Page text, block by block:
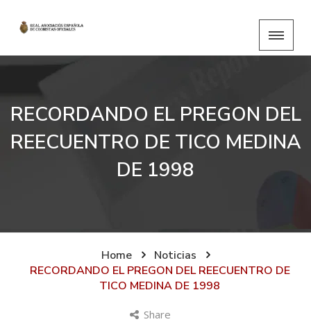
RECORDANDO EL PREGON DEL
REECUENTRO DE TICO MEDINA
DE 1998
Home
Noticias
RECORDANDO EL PREGON DEL REECUENTRO DE
TICO MEDINA DE 1998
Share